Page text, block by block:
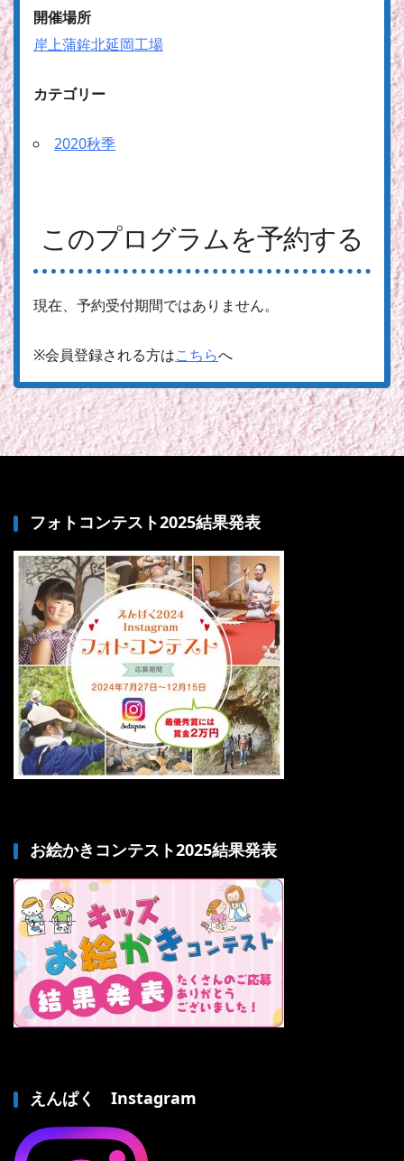
開催場所
岸上蒲鉾北延岡工場
カテゴリー
2020秋季
このプログラムを予約する
現在、予約受付期間ではありません。
※会員登録される方はこちらへ
フォトコンテスト2025結果発表
お絵かきコンテスト2025結果発表
えんぱく Instagram